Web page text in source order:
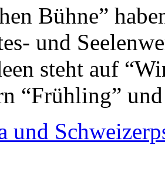
Bühne”
und
steht auf
“Frühling”
und